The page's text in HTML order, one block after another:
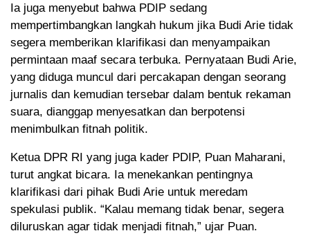
Ia juga menyebut bahwa PDIP sedang
mempertimbangkan langkah hukum jika Budi Arie tidak
segera memberikan klarifikasi dan menyampaikan
permintaan maaf secara terbuka. Pernyataan Budi Arie,
yang diduga muncul dari percakapan dengan seorang
jurnalis dan kemudian tersebar dalam bentuk rekaman
suara, dianggap menyesatkan dan berpotensi
menimbulkan fitnah politik.
Ketua DPR RI yang juga kader PDIP, Puan Maharani,
turut angkat bicara. Ia menekankan pentingnya
klarifikasi dari pihak Budi Arie untuk meredam
spekulasi publik. “Kalau memang tidak benar, segera
diluruskan agar tidak menjadi fitnah,” ujar Puan.